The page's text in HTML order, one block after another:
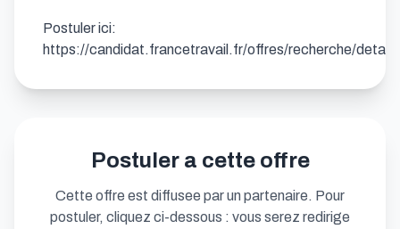
Postuler ici:
https://candidat.francetravail.fr/offres/recherche/detail/
Postuler a cette offre
Cette offre est diffusee par un partenaire. Pour
postuler, cliquez ci-dessous : vous serez redirige